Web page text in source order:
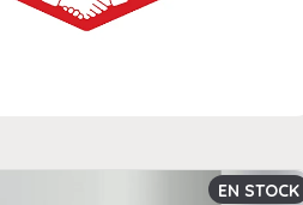
EN STOCK